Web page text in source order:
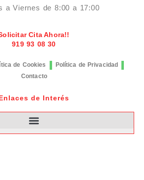
a Viernes de 8:00 a 17:00
Cita Ahora!!
919 93 08 30
de Cookies
Política de Privacidad
Contacto
de Interés